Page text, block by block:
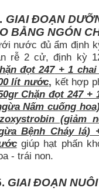
. GIAI ĐOẠN
BẰNG NGÓN
nước đủ ẩm định
rễ 2 cử, định kỳ
đọt 247+ 1 chai
lít nước, kết hợp
Chặn đọt 247+
Nấm cuống
(giảm
Bệnh Cháy lá)
giúp hạt phấn
- trái non.
GIAI ĐOẠN